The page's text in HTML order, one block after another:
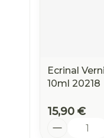
Ecrinal
10ml 20218
15,90 €
Quantité